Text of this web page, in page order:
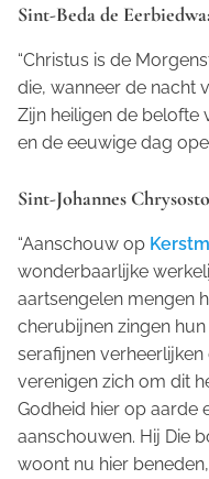
Sint-Beda de
“Christus is de
die, wanneer de nacht
Zijn heiligen de belofte
en de eeuwige dag
Sint-Johannes
“Aanschouw op
wonderbaarlijke
aartsengelen mengen
cherubijnen zingen
serafijnen
verenigen zich om dit
Godheid hier op aarde
aanschouwen. Hij Die
woont nu hier